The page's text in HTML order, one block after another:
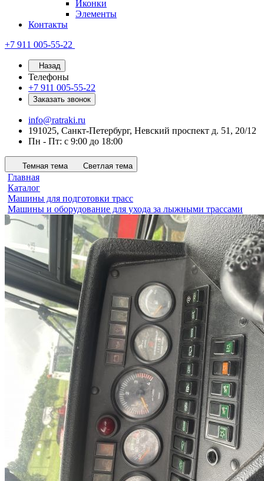
Иконки
Элементы
Контакты
+7 911 005-55-22
Назад
Телефоны
+7 911 005-55-22
Заказать звонок
info@ratraki.ru
191025, Санкт-Петербург, Невский проспект д. 51, 20/12
Пн - Пт: с 9:00 до 18:00
Темная тема Светлая тема
Главная
Каталог
Машины для подготовки трасс
Машины и оборудование для ухода за лыжными трассами